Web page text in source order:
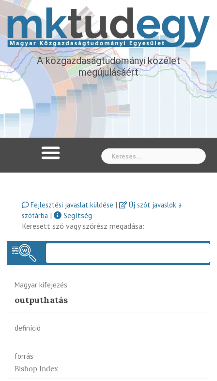
A közgazdaságtudományi közélet
megújulásáért
Fejlesztési javaslat küldése |
Új szót javaslok a
szótárba |
Segítség
Keresett szó vagy szórész megadása:
Magyar kifejezés
outputhatás
definíció
forrás
Bishop Index